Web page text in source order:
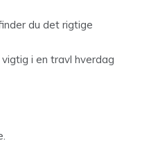
du det rigtige
i en travl hverdag